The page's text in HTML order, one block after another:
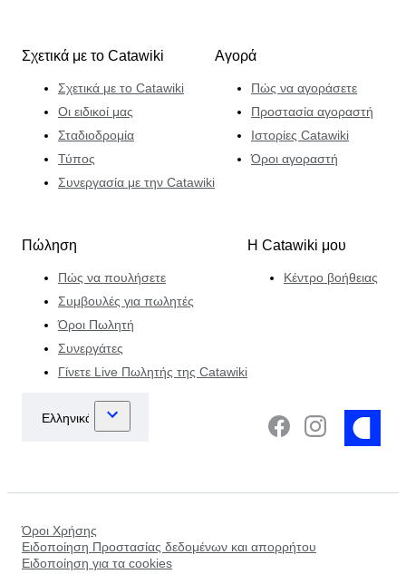
Σχετικά με το Catawiki
Σχετικά με το Catawiki
Οι ειδικοί μας
Σταδιοδρομία
Τύπος
Συνεργασία με την Catawiki
Αγορά
Πώς να αγοράσετε
Προστασία αγοραστή
Ιστορίες Catawiki
Όροι αγοραστή
Πώληση
Πώς να πουλήσετε
Συμβουλές για πωλητές
Όροι Πωλητή
Συνεργάτες
Γίνετε Live Πωλητής της Catawiki
Η Catawiki μου
Κέντρο βοήθειας
Όροι Χρήσης
Ειδοποίηση Προστασίας δεδομένων και απορρήτου
Ειδοποίηση για τα cookies